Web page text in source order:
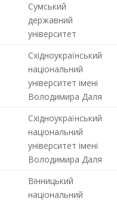
Сумський
державний
університет
Східноукраїнський
національний
університет імені
Володимира Даля
Східноукраїнський
національний
університет імені
Володимира Даля
Вінницький
національний